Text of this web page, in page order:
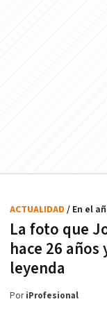
La foto que
hace 26
leyenda
ACTUALIDAD / En el
PoriProfesional